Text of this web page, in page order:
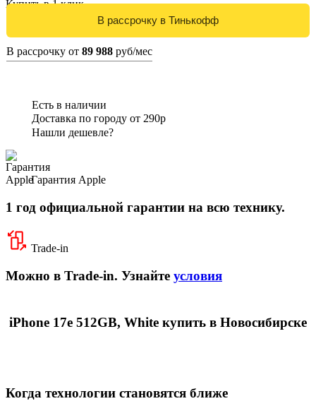
Купить в 1 клик
В рассрочку от 89 988 руб/мес
Есть в наличии
Доставка по городу от 290р
Нашли дешевле?
Гарантия Apple
1 год официальной гарантии на всю технику.
Trade-in
Можно в Trade-in. Узнайте условия
iPhone 17e 512GB, White купить в Новосибирске
Когда технологии становятся ближе